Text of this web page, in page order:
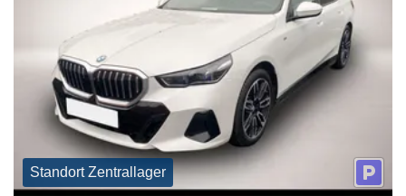
Standort Zentrallager